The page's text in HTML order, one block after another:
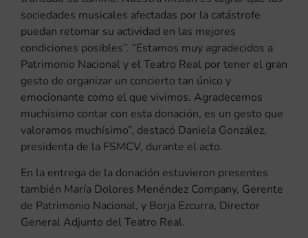
sociedades musicales afectadas por la catástrofe
puedan retomar su actividad en las mejores
condiciones posibles”. “Estamos muy agradecidos a
Patrimonio Nacional y el Teatro Real por tener el gran
gesto de organizar un concierto tan único y
emocionante como el que vivimos. Agradecemos
muchísimo contar con esta donación, es un gesto que
valoramos muchísimo”, destacó Daniela González,
presidenta de la FSMCV, durante el acto.
En la entrega de la donación estuvieron presentes
también María Dolores Menéndez Company, Gerente
de Patrimonio Nacional, y Borja Ezcurra, Director
General Adjunto del Teatro Real.